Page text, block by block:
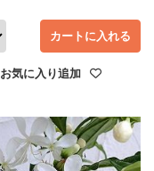
お気に入り追加
カートに入れる